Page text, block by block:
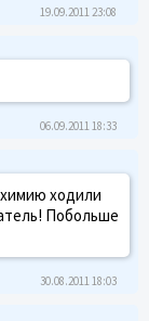
19.09.2011 23:08
06.09.2011 18:33
ходили
Побольше
30.08.2011 18:03